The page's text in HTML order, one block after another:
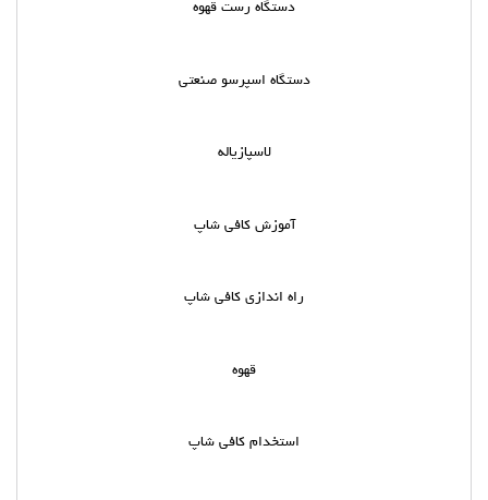
دستگاه رست قهوه
دستگاه اسپرسو صنعتی
لاسپازیاله
آموزش کافی شاپ
راه اندازی کافی شاپ
قهوه
استخدام کافی شاپ